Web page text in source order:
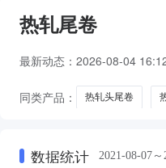
热轧尾卷
最新动态： 2026-08-04
同类产品： 热轧头尾卷
数据统计 2021-08-07